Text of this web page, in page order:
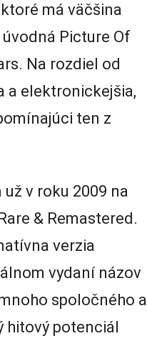
má väčšina
Picture Of
Na rozdiel od
a elektronickejšia,
ten z
v roku 2009 na
& Remastered.
verzia
vydaní názov
spoločného a
hitový potenciál